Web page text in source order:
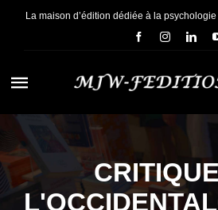
PasserLa maison d’édition dédiée à la
Navigation
à
bascule
ACCUEIL
NOUS CONNAÎTRE